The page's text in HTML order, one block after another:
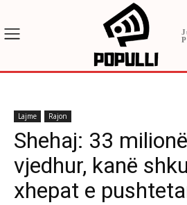
Lajme Rajon
Shehaj: 33
vjedhur, kanë
xhepat e